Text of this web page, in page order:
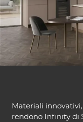
Materiali
rendono Infinity di